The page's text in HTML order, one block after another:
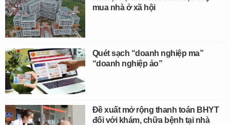
mua nhà ở xã hội
Quét sạch “doanh nghiệp ma”
“doanh nghiệp ảo”
Đề xuất mở rộng thanh toán BHYT
đối với khám, chữa bệnh tại nhà